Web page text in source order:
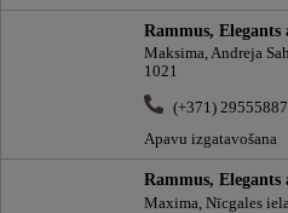
Rammus, Elegants
Maksima, Andreja
1021
(+371) 29555887
Apavu izgatavošana
Rammus, Elegants
Maxima, Nīcgales